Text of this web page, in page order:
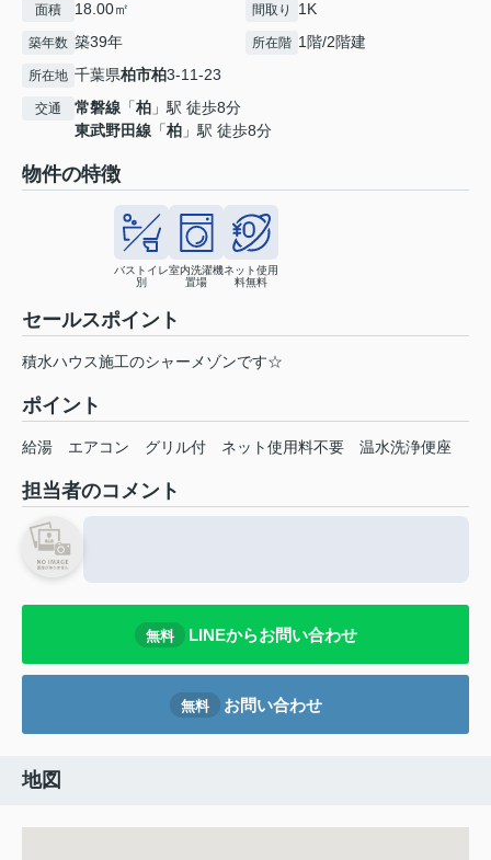
面積 18.00㎡ 間取り 1K
築年数 築39年 所在階 1階/2階建
所在地 千葉県柏市柏3-11-23
交通 常磐線 「柏 」駅 徒歩8分
東武野田線 「柏 」駅 徒歩8分
物件の特徴
バストイレ
別
室内洗濯機
置場
ネット使用
料無料
セールスポイント
積水ハウス施工のシャーメゾンです☆
ポイント
給湯 エアコン グリル付 ネット使用料不要 温水洗浄便座
担当者のコメント
無料 LINEからお問い合わせ
無料 お問い合わせ
地図